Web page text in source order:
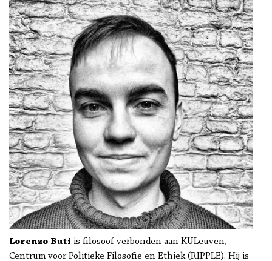
Lorenzo Buti is filosoof verbonden aan KULeuven,
Centrum voor Politieke Filosofie en Ethiek (RIPPLE). Hij is